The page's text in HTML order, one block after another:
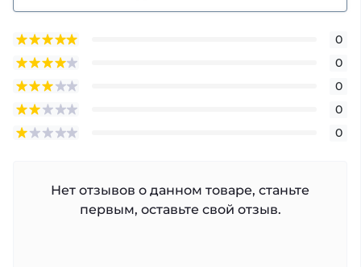
0
0
0
0
0
Нет отзывов о данном товаре, станьте
первым, оставьте свой отзыв.